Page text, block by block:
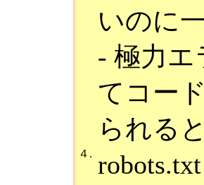
いのに
- 極力
てコー
られる
４.